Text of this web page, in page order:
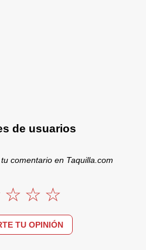
de usuarios
comentario en Taquilla.com
TU OPINIÓN